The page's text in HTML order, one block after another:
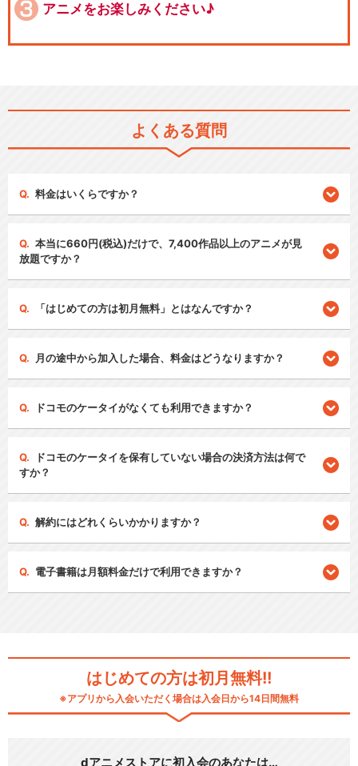
アニメをお楽しみください♪
よくある質問
料金はいくらですか？
本当に660円(税込)だけで、7,400作品以上のアニメが見
放題ですか？
「はじめての方は初月無料」とはなんですか？
月の途中から加入した場合、料金はどうなりますか？
ドコモのケータイがなくても利用できますか？
ドコモのケータイを保有していない場合の決済方法は何で
すか？
解約にはどれくらいかかりますか？
電子書籍は月額料金だけで利用できますか？
はじめての方は初月無料!!
※アプリから入会いただく場合は入会日から14日間無料
dアニメストアに初入会のあなたは…